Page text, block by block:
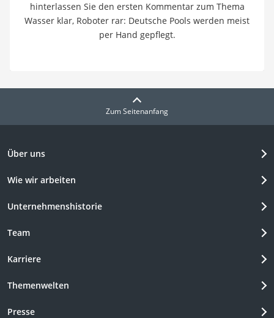
hinterlassen Sie den ersten Kommentar zum Thema
Wasser klar, Roboter rar: Deutsche Pools werden meist
per Hand gepflegt.
Zum Seitenanfang
Über uns
Wie wir arbeiten
Unternehmenshistorie
Team
Karriere
Themenwelten
Presse